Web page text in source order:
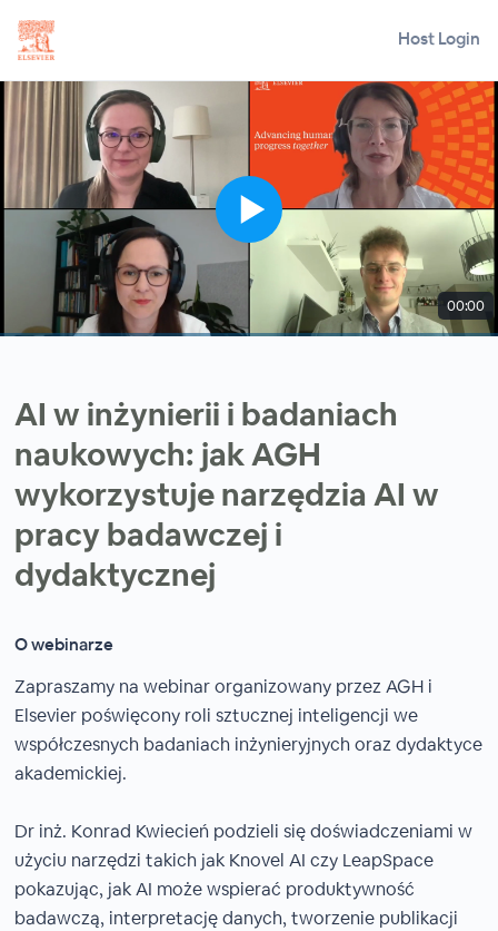
Host Login
00:00
AI w inżynierii i badaniach
naukowych: jak AGH
wykorzystuje narzędzia AI w
pracy badawczej i
dydaktycznej
O webinarze
Zapraszamy na webinar organizowany przez AGH i
Elsevier poświęcony roli sztucznej inteligencji we
współczesnych badaniach inżynieryjnych oraz dydaktyce
akademickiej.
Dr inż. Konrad Kwiecień podzieli się doświadczeniami w
użyciu narzędzi takich jak Knovel AI czy LeapSpace
pokazując, jak AI może wspierać produktywność
badawczą, interpretację danych, tworzenie publikacji